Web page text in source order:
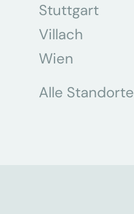
Stuttgart
Villach
Wien
Alle Standorte